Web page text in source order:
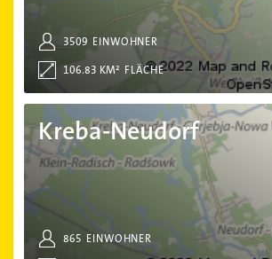
EINWOHNER
3509
FLÄCHE
106.83 KM²
Kreba-Neudorf
EINWOHNER
865
Kreba-Neudorf